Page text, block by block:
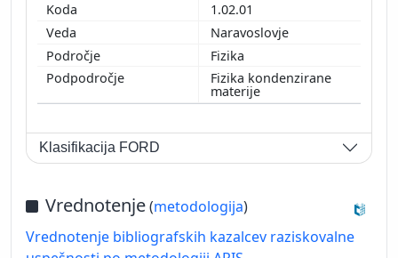
1.02.01
Naravoslovje
Fizika
Fizika kondenzirane
materije
Klasifikacija FORD
Vrednotenje(metodologija)
Vrednotenje bibliografskih kazalcev raziskovalne